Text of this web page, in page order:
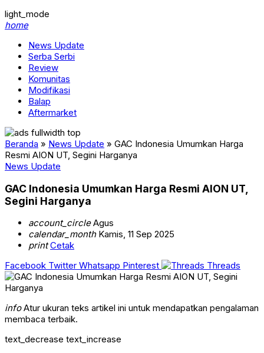
light_mode
home
News Update
Serba Serbi
Review
Komunitas
Modifikasi
Balap
Aftermarket
Beranda » News Update » GAC Indonesia Umumkan Harga
Resmi AION UT, Segini Harganya
News Update
GAC Indonesia Umumkan Harga Resmi AION UT,
Segini Harganya
account_circleAgus
calendar_monthKamis, 11 Sep 2025
print Cetak
Facebook Twitter Whatsapp Pinterest Threads
infoAtur ukuran teks artikel ini untuk mendapatkan pengalaman
membaca terbaik.
text_decrease text_increase